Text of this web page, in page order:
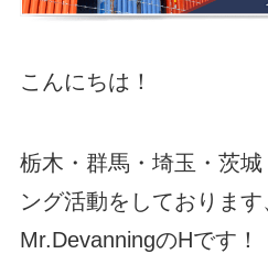
こんにちは！
栃木・群馬・埼玉・茨
ング活動をしておりま
Mr.DevanningのHです！